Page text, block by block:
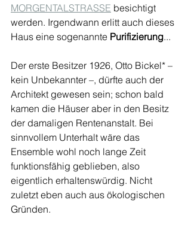
MORGENTALSTRASSE besichtigt
werden. Irgendwann erlitt auch dieses
Haus eine sogenannte Purifizierung...
Der erste Besitzer 1926, Otto Bickel* –
kein Unbekannter –, dürfte auch der
Architekt gewesen sein; schon bald
kamen die Häuser aber in den Besitz
der damaligen Rentenanstalt. Bei
sinnvollem Unterhalt wäre das
Ensemble wohl noch lange Zeit
funktionsfähig geblieben, also
eigentlich erhaltenswürdig. Nicht
zuletzt eben auch aus ökologischen
Gründen.